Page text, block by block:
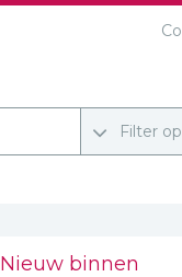
Filter
Nieuw binnen